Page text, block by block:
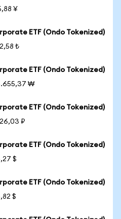
¥
ETF (Ondo Tokenized)
₺
ETF (Ondo Tokenized)
₩
ETF (Ondo Tokenized)
₽
ETF (Ondo Tokenized)
$
ETF (Ondo Tokenized)
$